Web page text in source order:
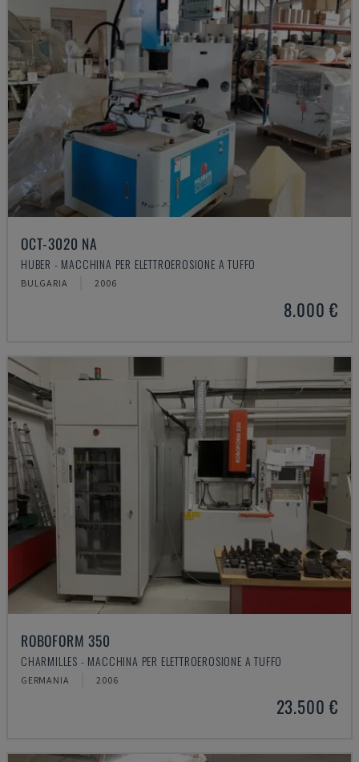
OCT-3020 NA
HUBER - MACCHINA PER ELETTROEROSIONE A TUFFO
BULGARIA 2006
8.000 €
ROBOFORM 350
CHARMILLES - MACCHINA PER ELETTROEROSIONE A TUFFO
GERMANIA 2006
23.500 €